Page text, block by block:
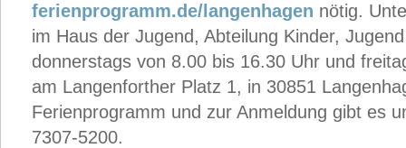
ferienprogramm.de/langenhagen nötig.
im Haus der Jugend, Abteilung Kinder,
donnerstags von 8.00 bis 16.30 Uhr und
am Langenforther Platz 1, in 30851
Ferienprogramm und zur Anmeldung gibt es
7307-5200.